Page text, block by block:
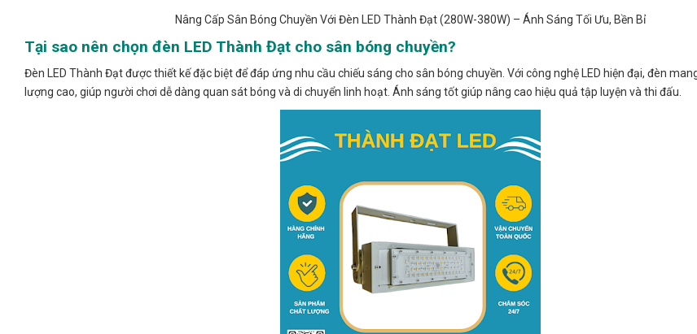
Nâng Cấp Sân Bóng Chuyền Với Đèn LED Thành Đạt (280W-380W) – Ánh Sáng Tối Ưu, Bền Bỉ
Tại sao nên chọn đèn LED Thành Đạt cho sân bóng chuyền?
Đèn LED Thành Đạt được thiết kế đặc biệt để đáp ứng nhu cầu chiếu sáng cho sân bóng chuyền. Với công nghệ LED hiện đại, đèn
lượng cao, giúp người chơi dễ dàng quan sát bóng và di chuyển linh hoạt. Ánh sáng tốt giúp nâng cao hiệu quả tập luyện và thi đấu.